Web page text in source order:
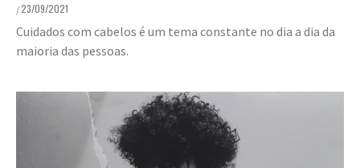
/23/09/2021
Cuidados com cabelos é um tema constante no dia a dia da
maioria das pessoas.